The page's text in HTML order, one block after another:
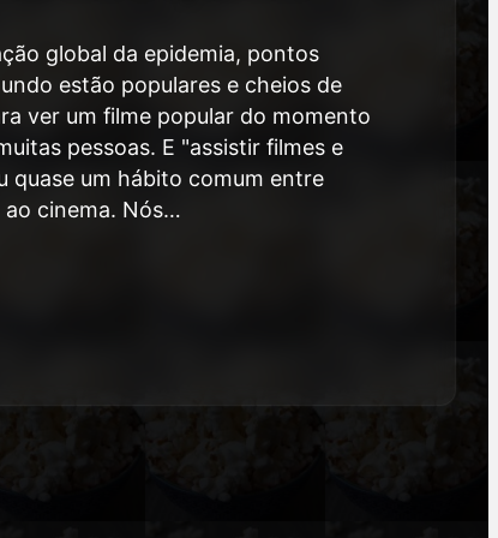
global da epidemia, pontos
estão populares e cheios de
ver um filme popular do momento
pessoas. E "assistir filmes e
quase um hábito comum entre
ao cinema. Nós…